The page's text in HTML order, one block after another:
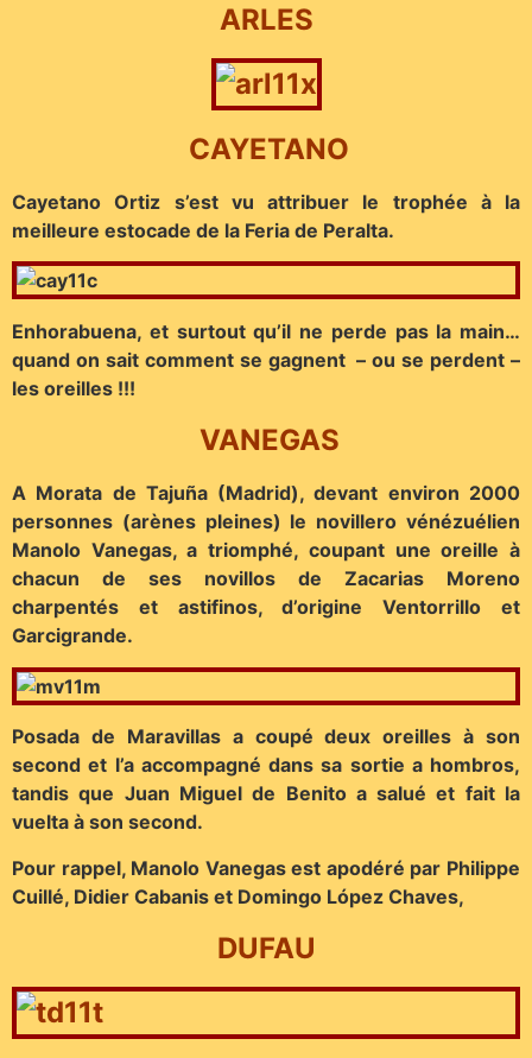
ARLES
CAYETANO
Cayetano Ortiz s’est vu attribuer le trophée à la
meilleure estocade de la Feria de Peralta.
Enhorabuena, et surtout qu’il ne perde pas la main…
quand on sait comment se gagnent – ou se perdent –
les oreilles !!!
VANEGAS
A Morata de Tajuña (Madrid), devant environ 2000
personnes (arènes pleines) le novillero vénézuélien
Manolo Vanegas, a triomphé, coupant une oreille à
chacun de ses novillos de Zacarias Moreno
charpentés et astifinos, d’origine Ventorrillo et
Garcigrande.
Posada de Maravillas a coupé deux oreilles à son
second et l’a accompagné dans sa sortie a hombros,
tandis que Juan Miguel de Benito a salué et fait la
vuelta à son second.
Pour rappel, Manolo Vanegas est apodéré par Philippe
Cuillé, Didier Cabanis et Domingo López Chaves,
DUFAU